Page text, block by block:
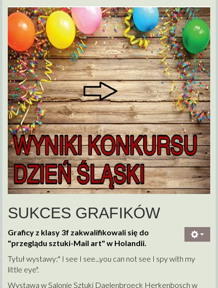
SUKCES GRAFIKÓW
Graficy z klasy 3f zakwalifikowali się do
"przeglądu sztuki-Mail art" w Holandii.
Tytuł wystawy:" I see I see...you can not see I spy with my
little eye".
Wystawa w Salonie Sztuki Daelenbroeck Herkenbosch w